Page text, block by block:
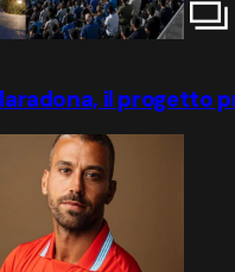
il progetto